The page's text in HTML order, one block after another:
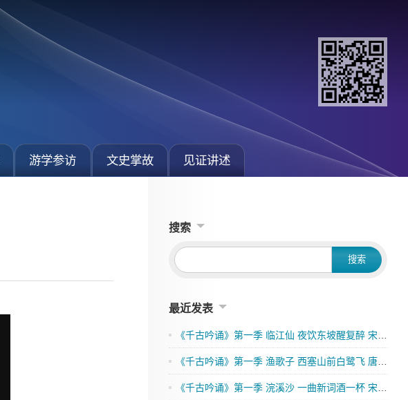
游学参访 文史掌故 见证讲述
搜索
最近发表
《千古吟诵》第一季 临江仙 夜饮东坡醒复醉 宋 苏轼
《千古吟诵》第一季 渔歌子 西塞山前白鹭飞 唐 张志和
《千古吟诵》第一季 浣溪沙 一曲新词酒一杯 宋 晏殊